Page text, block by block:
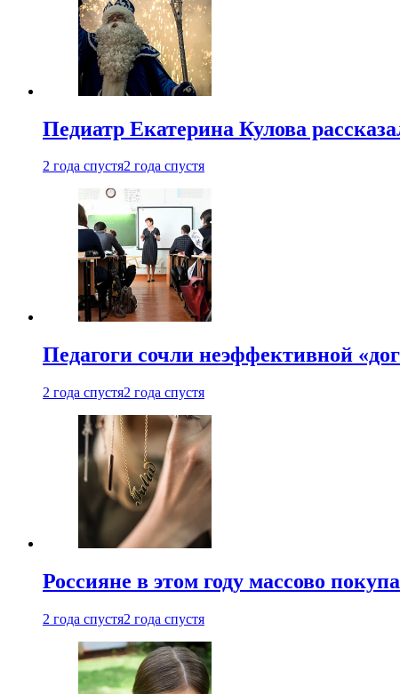
Педиатр Екатерина Кулова
2 года спустя2 года спустя
Педагоги сочли неэффективной
2 года спустя2 года спустя
Россияне в этом году массово
2 года спустя2 года спустя